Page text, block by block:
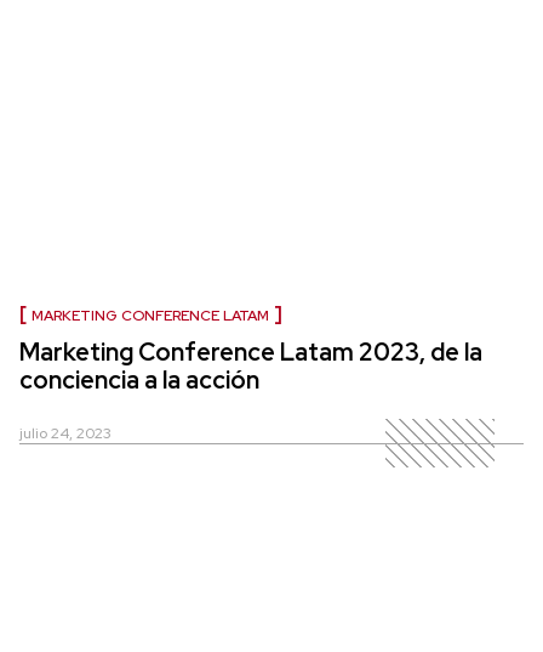
MARKETING CONFERENCE LATAM
Marketing Conference Latam 2023, de la
conciencia a la acción
julio 24, 2023